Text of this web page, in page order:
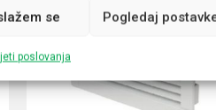
se Pogledaj
poslovanja